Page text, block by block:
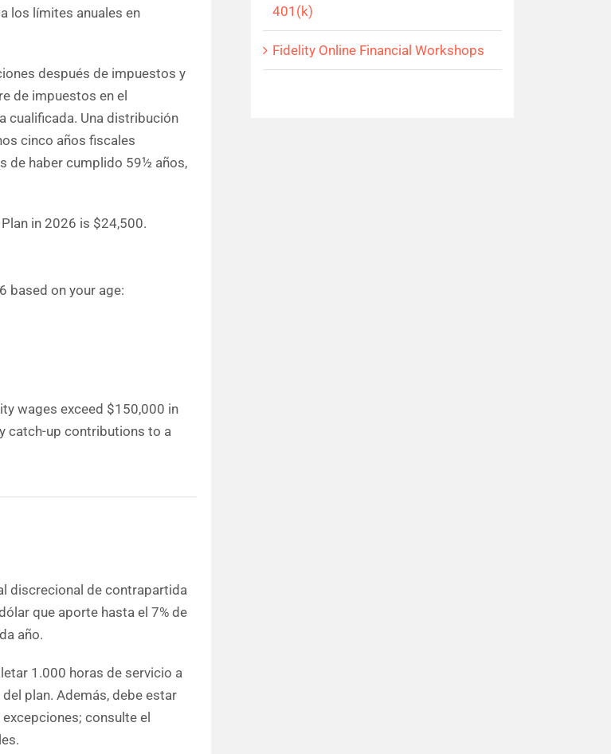
los límites anuales en
después de impuestos y
de impuestos en el
cualificada. Una distribución
cinco años fiscales
de haber cumplido 59½ años,
in 2026 is $24,500.
based on your age:
wages exceed $150,000 in
catch-up contributions to a
discrecional de contrapartida
que aporte hasta el 7% de
año.
1.000 horas de servicio a
plan. Además, debe estar
consulte el
401(k)
Fidelity Online Financial Workshops